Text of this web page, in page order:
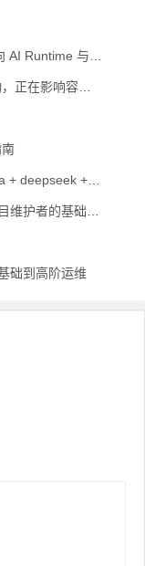
开发治理平台演进
响容器安全治理
整部署教程（Docker 版）
的基础设施支持
础到高阶运维